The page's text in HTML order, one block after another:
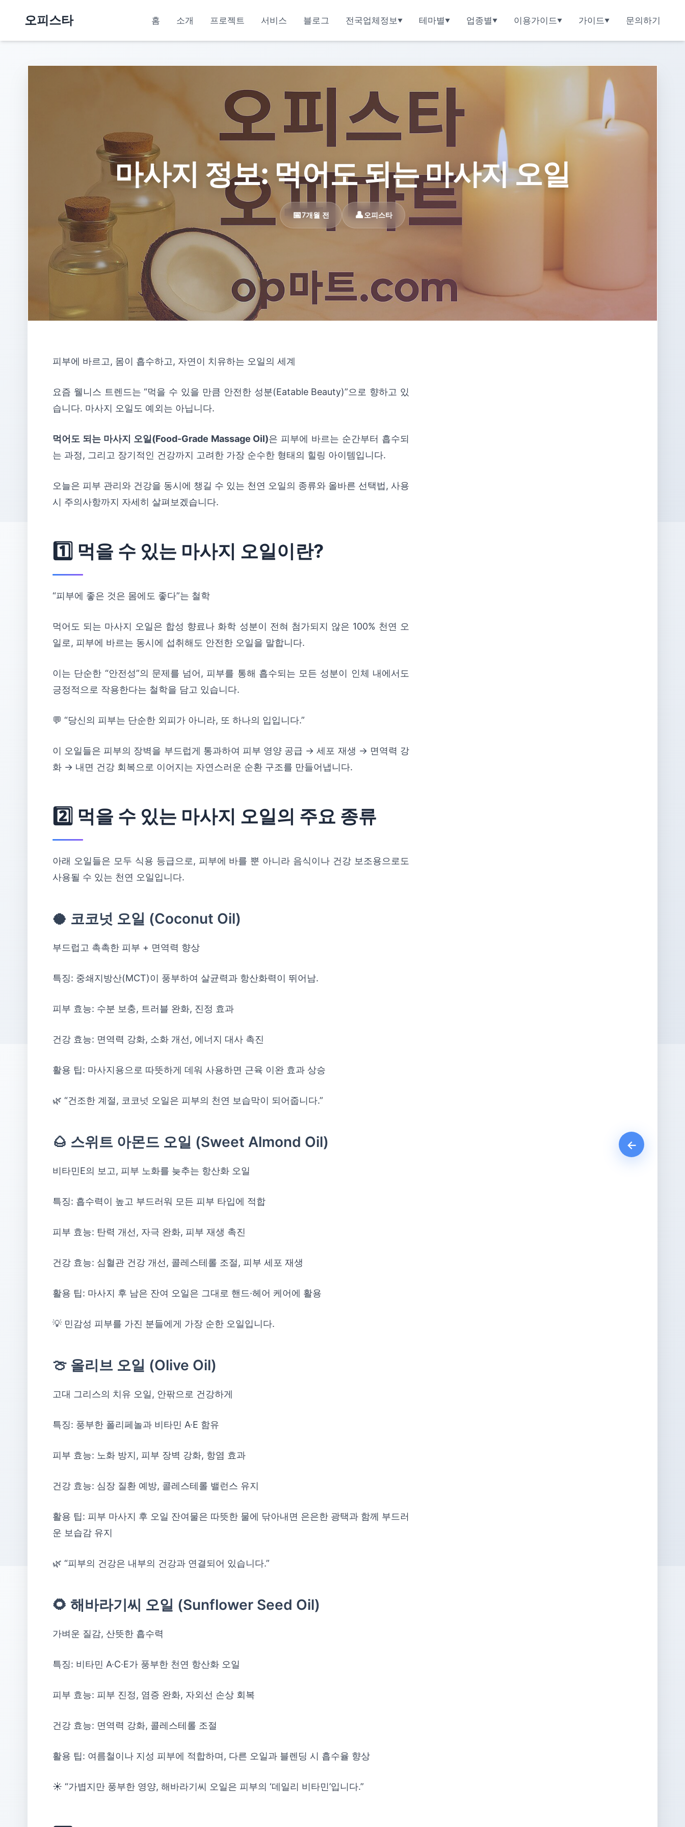
오피스타 홈 소개 프로젝트 서비스 블로그 전국업체정보 테마별 업종별 이용가이드 가이드 문의하기
마사지 정보: 먹어도 되는 마사지 오일
7개월 전 오피스타
피부에 바르고, 몸이 흡수하고, 자연이 치유하는 오일의 세계
요즘 웰니스 트렌드는 “먹을 수 있을 만큼 안전한 성분(Eatable Beauty)”으로 향하고 있
습니다. 마사지 오일도 예외는 아닙니다.
먹어도 되는 마사지 오일(Food-Grade Massage Oil)은 피부에 바르는 순간부터 흡수되
는 과정, 그리고 장기적인 건강까지 고려한 가장 순수한 형태의 힐링 아이템입니다.
오늘은 피부 관리와 건강을 동시에 챙길 수 있는 천연 오일의 종류와 올바른 선택법, 사용
시 주의사항까지 자세히 살펴보겠습니다.
1️⃣ 먹을 수 있는 마사지 오일이란?
“피부에 좋은 것은 몸에도 좋다”는 철학
먹어도 되는 마사지 오일은 합성 향료나 화학 성분이 전혀 첨가되지 않은 100% 천연 오
일로, 피부에 바르는 동시에 섭취해도 안전한 오일을 말합니다.
이는 단순한 “안전성”의 문제를 넘어, 피부를 통해 흡수되는 모든 성분이 인체 내에서도
긍정적으로 작용한다는 철학을 담고 있습니다.
💬 “당신의 피부는 단순한 외피가 아니라, 또 하나의 입입니다.”
이 오일들은 피부의 장벽을 부드럽게 통과하여 피부 영양 공급 → 세포 재생 → 면역력 강
화 → 내면 건강 회복으로 이어지는 자연스러운 순환 구조를 만들어냅니다.
2️⃣ 먹을 수 있는 마사지 오일의 주요 종류
아래 오일들은 모두 식용 등급으로, 피부에 바를 뿐 아니라 음식이나 건강 보조용으로도
사용될 수 있는 천연 오일입니다.
🥥 코코넛 오일 (Coconut Oil)
부드럽고 촉촉한 피부 + 면역력 향상
특징: 중쇄지방산(MCT)이 풍부하여 살균력과 항산화력이 뛰어남.
피부 효능: 수분 보충, 트러블 완화, 진정 효과
건강 효능: 면역력 강화, 소화 개선, 에너지 대사 촉진
활용 팁: 마사지용으로 따뜻하게 데워 사용하면 근육 이완 효과 상승
🌿 “건조한 계절, 코코넛 오일은 피부의 천연 보습막이 되어줍니다.”
🌰 스위트 아몬드 오일 (Sweet Almond Oil)
비타민E의 보고, 피부 노화를 늦추는 항산화 오일
특징: 흡수력이 높고 부드러워 모든 피부 타입에 적합
피부 효능: 탄력 개선, 자극 완화, 피부 재생 촉진
건강 효능: 심혈관 건강 개선, 콜레스테롤 조절, 피부 세포 재생
활용 팁: 마사지 후 남은 잔여 오일은 그대로 핸드·헤어 케어에 활용
💡 민감성 피부를 가진 분들에게 가장 순한 오일입니다.
🍈 올리브 오일 (Olive Oil)
고대 그리스의 치유 오일, 안팎으로 건강하게
특징: 풍부한 폴리페놀과 비타민 A·E 함유
피부 효능: 노화 방지, 피부 장벽 강화, 항염 효과
건강 효능: 심장 질환 예방, 콜레스테롤 밸런스 유지
활용 팁: 피부 마사지 후 오일 잔여물은 따뜻한 물에 닦아내면 은은한 광택과 함께 부드러
운 보습감 유지
🌿 “피부의 건강은 내부의 건강과 연결되어 있습니다.”
🌻 해바라기씨 오일 (Sunflower Seed Oil)
가벼운 질감, 산뜻한 흡수력
특징: 비타민 A·C·E가 풍부한 천연 항산화 오일
피부 효능: 피부 진정, 염증 완화, 자외선 손상 회복
건강 효능: 면역력 강화, 콜레스테롤 조절
활용 팁: 여름철이나 지성 피부에 적합하며, 다른 오일과 블렌딩 시 흡수율 향상
☀️ “가볍지만 풍부한 영양, 해바라기씨 오일은 피부의 ‘데일리 비타민’입니다.”